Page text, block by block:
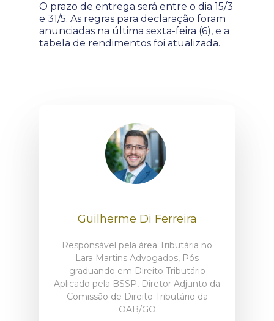
O prazo de entrega será entre o dia 15/3
e 31/5. As regras para declaração foram
anunciadas na última sexta-feira (6), e a
tabela de rendimentos foi atualizada.
Guilherme Di Ferreira
Responsável pela área Tributária no
Lara Martins Advogados, Pós
graduando em Direito Tributário
Aplicado pela BSSP, Diretor Adjunto da
Comissão de Direito Tributário da
OAB/GO